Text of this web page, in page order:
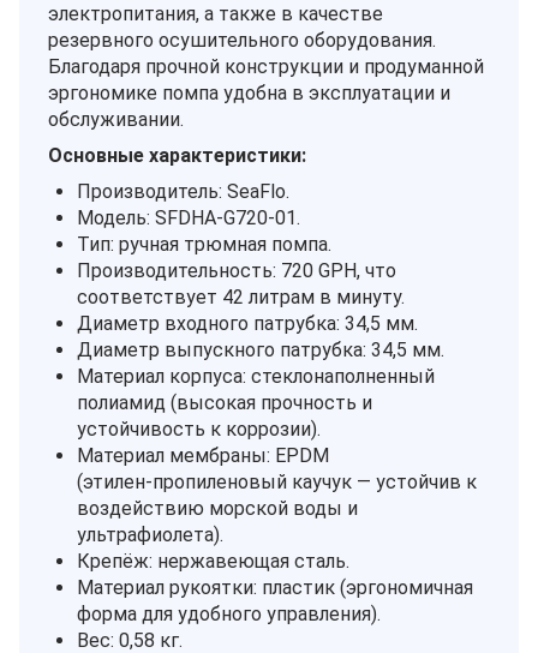
электропитания, а также в качестве
резервного осушительного оборудования.
Благодаря прочной конструкции и продуманной
эргономике помпа удобна в эксплуатации и
обслуживании.
Основные характеристики:
Производитель: SeaFlo.
Модель: SFDHA-G720-01.
Тип: ручная трюмная помпа.
Производительность: 720 GPH, что
соответствует 42 литрам в минуту.
Диаметр входного патрубка: 34,5 мм.
Диаметр выпускного патрубка: 34,5 мм.
Материал корпуса: стеклонаполненный
полиамид (высокая прочность и
устойчивость к коррозии).
Материал мембраны: EPDM
(этилен‑пропиленовый каучук — устойчив к
воздействию морской воды и
ультрафиолета).
Крепёж: нержавеющая сталь.
Материал рукоятки: пластик (эргономичная
форма для удобного управления).
Вес: 0,58 кг.